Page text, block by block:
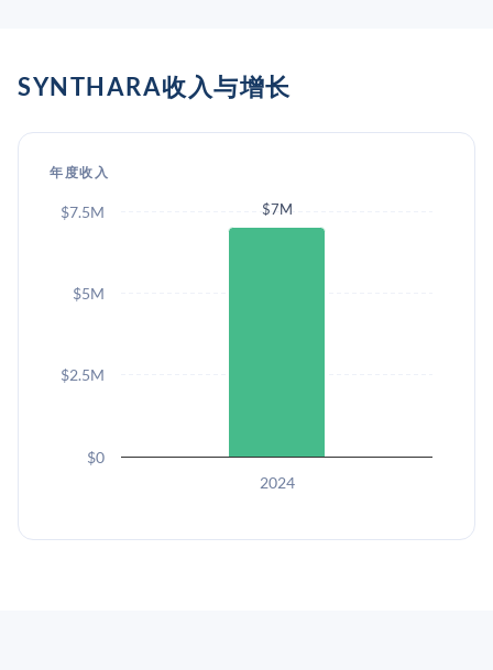
SYNTHARA收入与增长
年度收入
$7M
2024
$0
$2.5M
$5M
$7.5M